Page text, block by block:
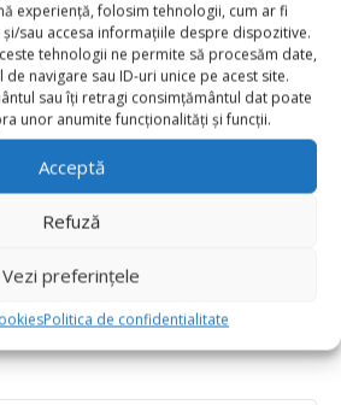
experiență, folosim tehnologii, cum ar fi
sau accesa informațiile despre dispozitive.
tehnologii ne permite să procesăm date,
navigare sau ID-uri unice pe acest site.
sau îți retragi consimțământul dat poate
unor anumite funcționalități și funcții.
Acceptă
Refuză
Vezi preferințele
Politica de confidentialitate